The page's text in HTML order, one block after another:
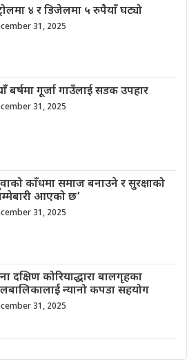
४ र डिजेलमा ५ रुपैयाँ घट्यो
31, 2025
बर्षमा गूर्जा गाउँलाई सडक उपहार
31, 2025
काँधमा समाज बनाउने र सुरक्षाको
आएको छ’
31, 2025
दक्षिण कोरियाद्धारा बालगृहका
न्यानो कपडा सहयोग
31, 2025